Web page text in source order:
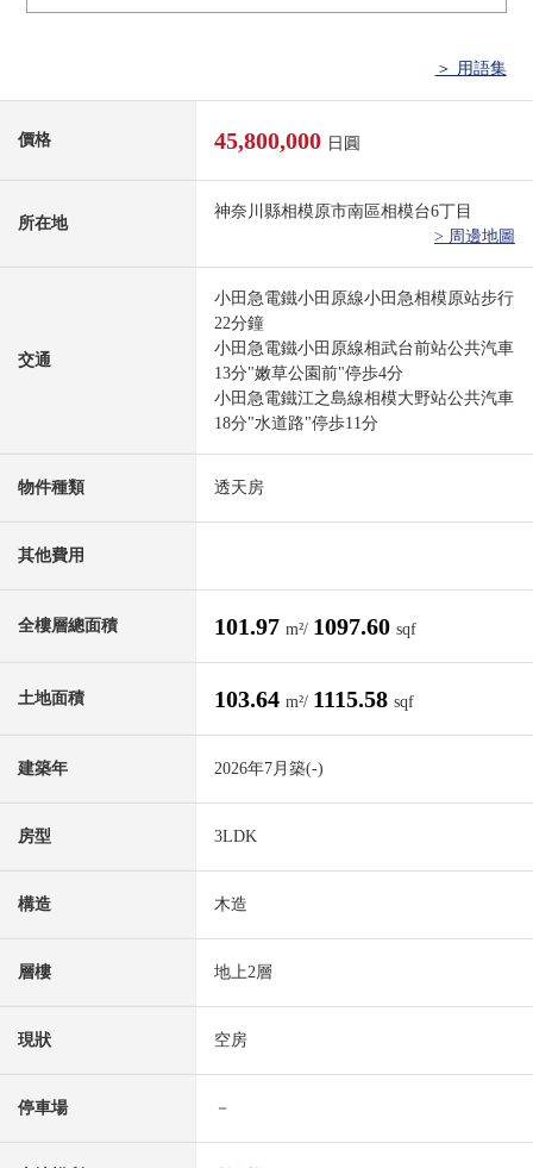
＞ 用語集
價格 45,800,000 日圓
所在地
神奈川縣相模原市南區相模台6丁目
> 周邊地圖
交通
小田急電鐵小田原線小田急相模原站步行
22分鐘
小田急電鐵小田原線相武台前站公共汽車
13分"嫩草公園前"停歩4分
小田急電鐵江之島線相模大野站公共汽車
18分"水道路"停歩11分
物件種類 透天房
其他費用
全樓層總面積 101.97 m²/ 1097.60 sqf
土地面積 103.64 m²/ 1115.58 sqf
建築年 2026年7月築(-)
房型 3LDK
構造 木造
層樓 地上2層
現狀 空房
停車場 －